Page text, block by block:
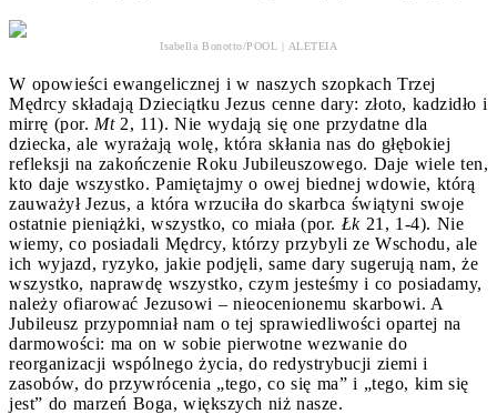
Isabella Bonotto/POOL | ALETEIA
W opowieści ewangelicznej i w naszych szopkach Trzej
Mędrcy składają Dzieciątku Jezus cenne dary: złoto, kadzidło i
mirrę (por. Mt2, 11). Nie wydają się one przydatne dla
dziecka, ale wyrażają wolę, która skłania nas do głębokiej
refleksji na zakończenie Roku Jubileuszowego. Daje wiele ten,
kto daje wszystko. Pamiętajmy o owej biednej wdowie, którą
zauważył Jezus, a która wrzuciła do skarbca świątyni swoje
ostatnie pieniążki, wszystko, co miała (por. Łk21, 1-4). Nie
wiemy, co posiadali Mędrcy, którzy przybyli ze Wschodu, ale
ich wyjazd, ryzyko, jakie podjęli, same dary sugerują nam, że
wszystko, naprawdę wszystko, czym jesteśmy i co posiadamy,
należy ofiarować Jezusowi – nieocenionemu skarbowi. A
Jubileusz przypomniał nam o tej sprawiedliwości opartej na
darmowości: ma on w sobie pierwotne wezwanie do
reorganizacji wspólnego życia, do redystrybucji ziemi i
zasobów, do przywrócenia „tego, co się ma” i „tego, kim się
jest” do marzeń Boga, większych niż nasze.